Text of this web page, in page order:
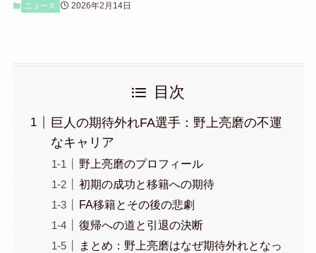
ニュース 2026年2月14日
目次
巨人の期待外れFA選手：野上亮磨の不運
なキャリア
野上亮磨のプロフィール
初期の成功と移籍への期待
FA移籍とその後の悲劇
復帰への道と引退の決断
まとめ：野上亮磨はなぜ期待外れとなっ